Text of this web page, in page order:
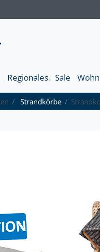
Regionales Sale
Strandkörbe